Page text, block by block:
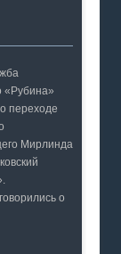
«Рубина»
переходе
Мирлинда
о